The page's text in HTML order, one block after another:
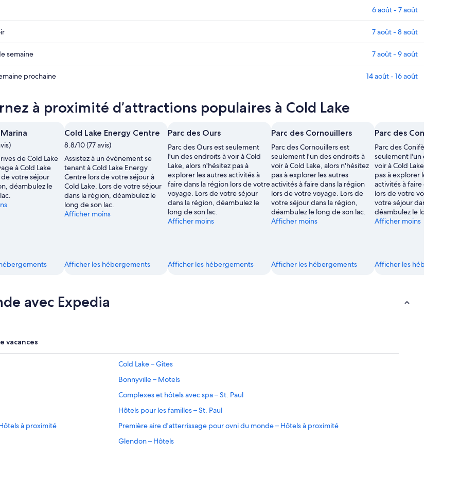
6 août - 7 août
7 août - 8 août
semaine 7 août - 9 août
prochaine 14 août - 16 août
à proximité d’attractions populaires à Cold Lake
de Cold Lake
à Cold Lake
de votre séjour
déambulez le
Cold Lake Energy Centre
8.8/10 (77 avis)
Assistez à un événement se
tenant à Cold Lake Energy
Centre lors de votre séjour à
Cold Lake. Lors de votre séjour
dans la région, déambulez le
long de son lac.
Afficher moins
Afficher les hébergements
Parc des Ours
Parc des Ours est seulement
l'un des endroits à voir à Cold
Lake, alors n'hésitez pas à
explorer les autres activités à
faire dans la région lors de votre
voyage. Lors de votre séjour
dans la région, déambulez le
long de son lac.
Afficher moins
Afficher les hébergements
Parc des Cornouillers
Parc des Cornouillers est
seulement l'un des endroits à
voir à Cold Lake, alors n'hésitez
pas à explorer les autres
activités à faire dans la région
lors de votre voyage. Lors de
votre séjour dans la région,
déambulez le long de son lac.
Afficher moins
Afficher les hébergements
Parc des Conifères
Parc des Conifères est
seulement l'un des
voir à Cold Lake, alors
pas à explorer les autres
activités à faire dans la
lors de votre voyage. Lors
votre séjour dans la région,
déambulez le long de son
Afficher moins
Afficher les hébergements
avec Expedia
vacances
Cold Lake – Gîtes
Bonnyville – Motels
Complexes et hôtels avec spa – St. Paul
Hôtels pour les familles – St. Paul
à proximité
Première aire d'atterrissage pour ovni du monde – Hôtels à proximité
Glendon – Hôtels